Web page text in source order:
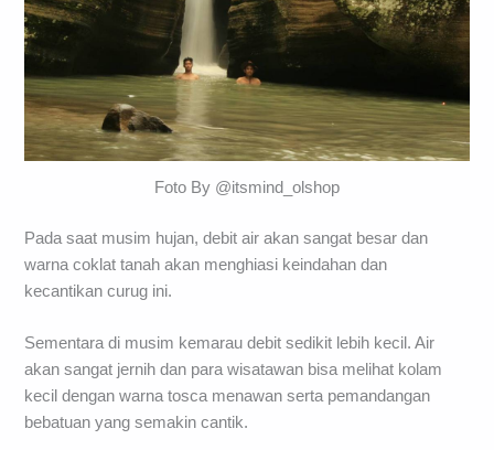
Foto By @itsmind_olshop
Pada saat musim hujan, debit air akan sangat besar dan
warna coklat tanah akan menghiasi keindahan dan
kecantikan curug ini.
Sementara di musim kemarau debit sedikit lebih kecil. Air
akan sangat jernih dan para wisatawan bisa melihat kolam
kecil dengan warna tosca menawan serta pemandangan
bebatuan yang semakin cantik.